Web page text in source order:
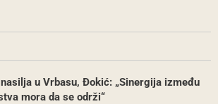
u Vrbasu, Đokić: „Sinergija između
mora da se održi“